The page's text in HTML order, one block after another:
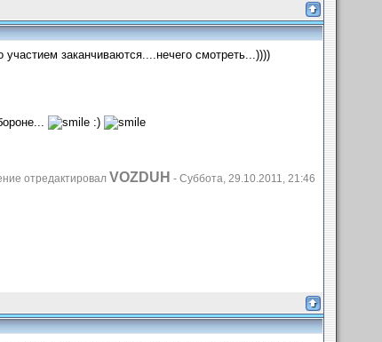
заканчиваются....нечего смотреть...))))
:)
отредактировал VOZDUH - Суббота, 29.10.2011, 21:46